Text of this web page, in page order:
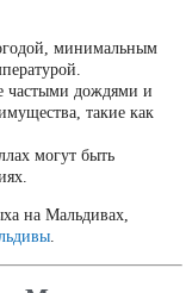
минимальным
частыми дождями и
такие как
могут быть
на Мальдивах,
.